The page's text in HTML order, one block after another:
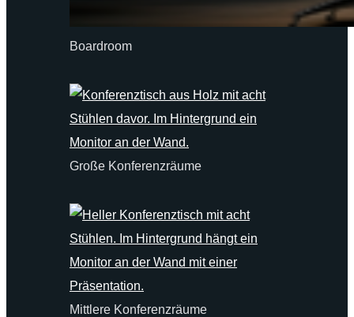
Boardroom
Große Konferenzräume
Mittlere Konferenzräume